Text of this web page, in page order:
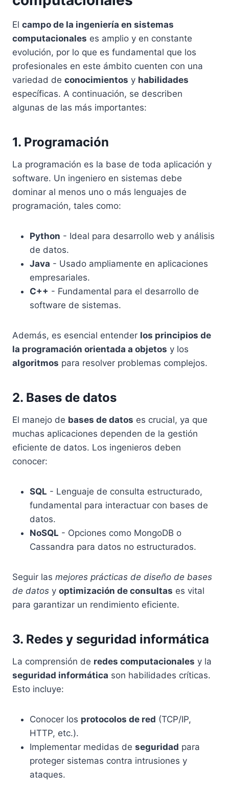
El campo de la ingeniería en sistemas
computacionales es amplio y en constante
evolución, por lo que es fundamental que los
profesionales en este ámbito cuenten con una
variedad de conocimientos y habilidades
específicas. A continuación, se describen
algunas de las más importantes:
1. Programación
La programación es la base de toda aplicación y
software. Un ingeniero en sistemas debe
dominar al menos uno o más lenguajes de
programación, tales como:
Python - Ideal para desarrollo web y análisis
de datos.
Java - Usado ampliamente en aplicaciones
empresariales.
C++ - Fundamental para el desarrollo de
software de sistemas.
Además, es esencial entender los principios de
la programación orientada a objetos y los
algoritmos para resolver problemas complejos.
2. Bases de datos
El manejo de bases de datos es crucial, ya que
muchas aplicaciones dependen de la gestión
eficiente de datos. Los ingenieros deben
conocer:
SQL - Lenguaje de consulta estructurado,
fundamental para interactuar con bases de
datos.
NoSQL - Opciones como MongoDB o
Cassandra para datos no estructurados.
Seguir las mejores prácticas de diseño de bases
de datos y optimización de consultas es vital
para garantizar un rendimiento eficiente.
3. Redes y seguridad informática
La comprensión de redes computacionales y la
seguridad informática son habilidades críticas.
Esto incluye:
Conocer los protocolos de red (TCP/IP,
HTTP, etc.).
Implementar medidas de seguridad para
proteger sistemas contra intrusiones y
ataques.